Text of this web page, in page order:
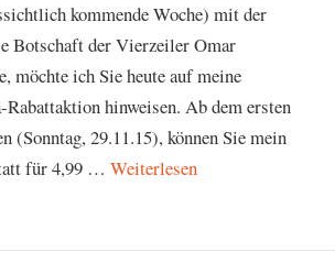
kommende Woche) mit der
Botschaft der Vierzeiler Omar
möchte ich Sie heute auf meine
hinweisen. Ab dem ersten
(Sonntag, 29.11.15), können Sie mein
für 4,99 … Weiterlesen